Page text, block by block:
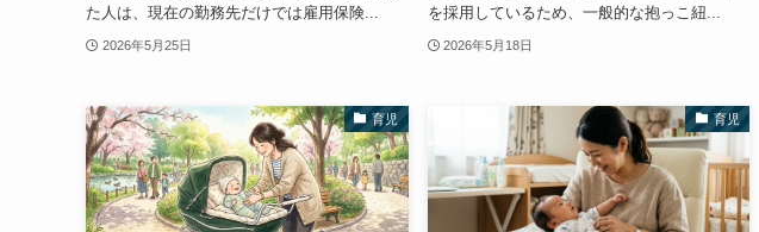
た人は、現在の勤務先だけでは雇用保険...
2026年5月25日
を採用しているため、一般的な抱っこ紐...
2026年5月18日
育児 育児